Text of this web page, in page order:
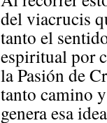
del viacrucis
tanto el
espiritual por
la Pasión de
tanto camino
genera esa